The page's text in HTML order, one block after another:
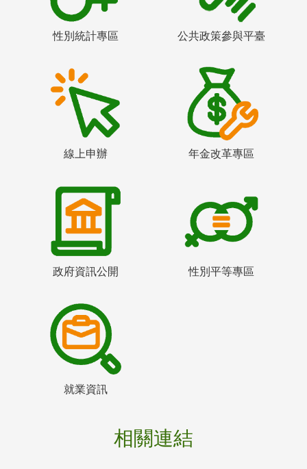
性別統計專區 公共政策參與平臺
線上申辦 年金改革專區
政府資訊公開 性別平等專區
就業資訊
相關連結